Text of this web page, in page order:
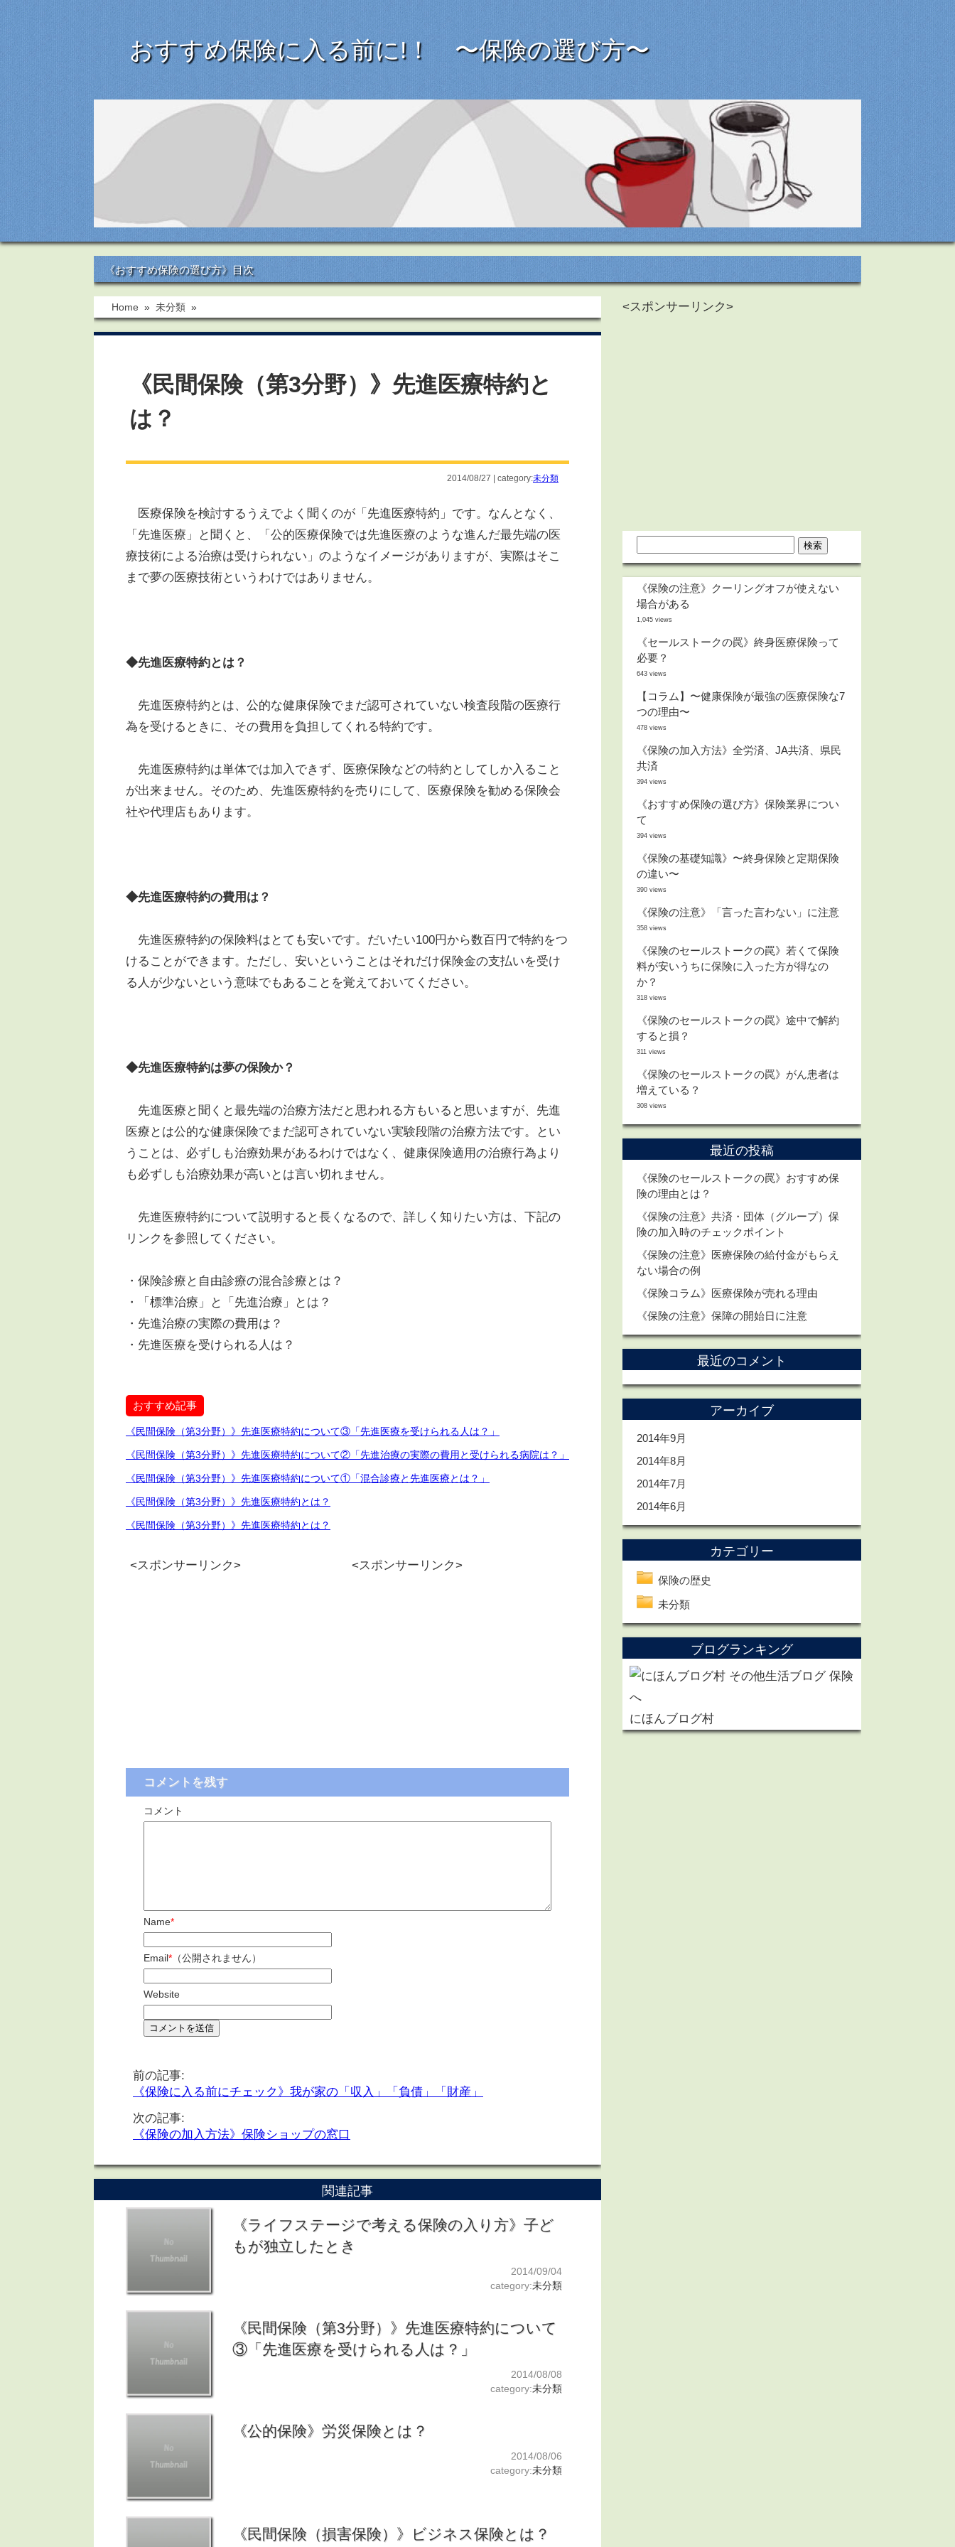
おすすめ保険に入る前に!！ 〜保険の選び方〜
《おすすめ保険の選び方》目次
Home » 未分類 »
《民間保険（第3分野）》先進医療特約と
は？
2014/08/27 | category:未分類
医療保険を検討するうえでよく聞くのが「先進医療特約」です。なんとなく、
「先進医療」と聞くと、「公的医療保険では先進医療のような進んだ最先端の医
療技術による治療は受けられない」のようなイメージがありますが、実際はそこ
まで夢の医療技術というわけではありません。
◆先進医療特約とは？
先進医療特約とは、公的な健康保険でまだ認可されていない検査段階の医療行
為を受けるときに、その費用を負担してくれる特約です。
先進医療特約は単体では加入できず、医療保険などの特約としてしか入ること
が出来ません。そのため、先進医療特約を売りにして、医療保険を勧める保険会
社や代理店もあります。
◆先進医療特約の費用は？
先進医療特約の保険料はとても安いです。だいたい100円から数百円で特約をつ
けることができます。ただし、安いということはそれだけ保険金の支払いを受け
る人が少ないという意味でもあることを覚えておいてください。
◆先進医療特約は夢の保険か？
先進医療と聞くと最先端の治療方法だと思われる方もいると思いますが、先進
医療とは公的な健康保険でまだ認可されていない実験段階の治療方法です。とい
うことは、必ずしも治療効果があるわけではなく、健康保険適用の治療行為より
も必ずしも治療効果が高いとは言い切れません。
先進医療特約について説明すると長くなるので、詳しく知りたい方は、下記の
リンクを参照してください。
・保険診療と自由診療の混合診療とは？
・「標準治療」と「先進治療」とは？
・先進治療の実際の費用は？
・先進医療を受けられる人は？
おすすめ記事
《民間保険（第3分野）》先進医療特約について③「先進医療を受けられる人は？」
《民間保険（第3分野）》先進医療特約について②「先進治療の実際の費用と受けられる病院は？」
《民間保険（第3分野）》先進医療特約について①「混合診療と先進医療とは？」
《民間保険（第3分野）》先進医療特約とは？
《民間保険（第3分野）》先進医療特約とは？
<スポンサーリンク> <スポンサーリンク>
コメントを残す
コメント
Name*
Email* （公開されません）
Website
前の記事:
《保険に入る前にチェック》我が家の「収入」「負債」「財産」
次の記事:
《保険の加入方法》保険ショップの窓口
関連記事
《ライフステージで考える保険の入り方》子ど
もが独立したとき
2014/09/04
category:未分類
《民間保険（第3分野）》先進医療特約について
③「先進医療を受けられる人は？」
2014/08/08
category:未分類
《公的保険》労災保険とは？
2014/08/06
category:未分類
《民間保険（損害保険）》ビジネス保険とは？
<スポンサーリンク>
《保険の注意》クーリングオフが使えない
場合がある
1,045 views
《セールストークの罠》終身医療保険って
必要？
643 views
【コラム】〜健康保険が最強の医療保険な7
つの理由〜
478 views
《保険の加入方法》全労済、JA共済、県民
共済
394 views
《おすすめ保険の選び方》保険業界につい
て
394 views
《保険の基礎知識》〜終身保険と定期保険
の違い〜
390 views
《保険の注意》「言った言わない」に注意
358 views
《保険のセールストークの罠》若くて保険
料が安いうちに保険に入った方が得なの
か？
318 views
《保険のセールストークの罠》途中で解約
すると損？
311 views
《保険のセールストークの罠》がん患者は
増えている？
308 views
最近の投稿
《保険のセールストークの罠》おすすめ保
険の理由とは？
《保険の注意》共済・団体（グループ）保
険の加入時のチェックポイント
《保険の注意》医療保険の給付金がもらえ
ない場合の例
《保険コラム》医療保険が売れる理由
《保険の注意》保障の開始日に注意
最近のコメント
アーカイブ
2014年9月
2014年8月
2014年7月
2014年6月
カテゴリー
保険の歴史
未分類
ブログランキング
にほんブログ村